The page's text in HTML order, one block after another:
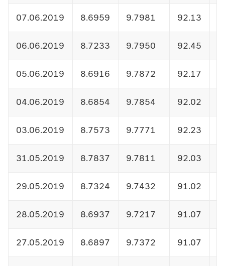
07.06.2019 8.6959 9.7981 92.13
06.06.2019 8.7233 9.7950 92.45
05.06.2019 8.6916 9.7872 92.17
04.06.2019 8.6854 9.7854 92.02
03.06.2019 8.7573 9.7771 92.23
31.05.2019 8.7837 9.7811 92.03
29.05.2019 8.7324 9.7432 91.02
28.05.2019 8.6937 9.7217 91.07
27.05.2019 8.6897 9.7372 91.07